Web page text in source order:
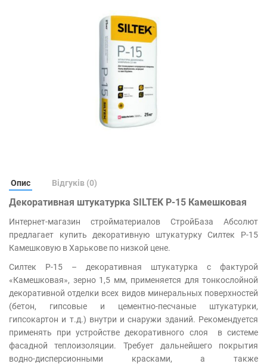
Опис Відгуків (0)
Декоративная штукатурка SILTEK Р-15 Камешковая
Интернет-магазин стройматериалов СтройБаза Абсолют
предлагает купить декоративную штукатурку Силтек Р-15
Камешковую в Харькове по низкой цене.
Силтек Р-15 – декоративная штукатурка с фактурой
«Камешковая», зерно 1,5 мм, применяется для тонкослойной
декоративной отделки всех видов минеральных поверхностей
(бетон, гипсовые и цементно-песчаные штукатурки,
гипсокартон и т.д.) внутри и снаружи зданий. Рекомендуется
применять при устройстве декоративного слоя в системе
фасадной теплоизоляции. Требует дальнейшего покрытия
водно-дисперсионными красками, а также